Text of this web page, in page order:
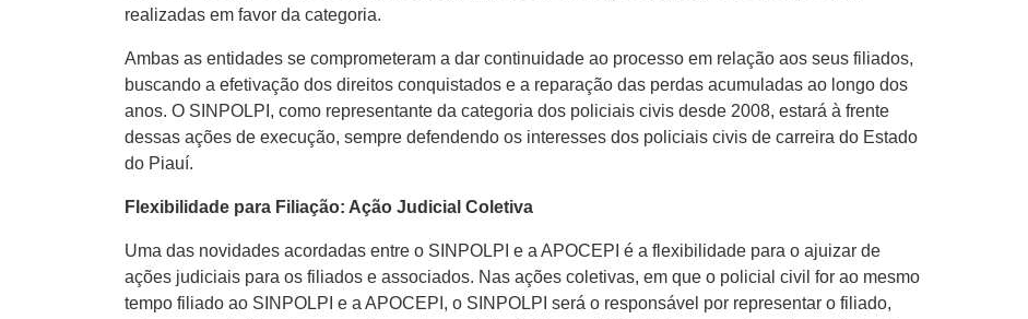
realizadas em favor da categoria.
Ambas as entidades se comprometeram a dar continuidade ao processo em relação aos seus filiados,
buscando a efetivação dos direitos conquistados e a reparação das perdas acumuladas ao longo dos
anos. O SINPOLPI, como representante da categoria dos policiais civis desde 2008, estará à frente
dessas ações de execução, sempre defendendo os interesses dos policiais civis de carreira do Estado
do Piauí.
Flexibilidade para Filiação: Ação Judicial Coletiva
Uma das novidades acordadas entre o SINPOLPI e a APOCEPI é a flexibilidade para o ajuizar de
ações judiciais para os filiados e associados. Nas ações coletivas, em que o policial civil for ao mesmo
tempo filiado ao SINPOLPI e a APOCEPI, o SINPOLPI será o responsável por representar o filiado,